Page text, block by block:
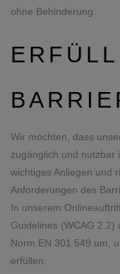
ohne Behinderung.
Wir möchten, dass
zugänglich und nutzbar
wichtiges Anliegen und
Anforderungen des
In unserem
Guidelines (WCAG 2.2)
Norm EN 301 549 um,
erfüllen.